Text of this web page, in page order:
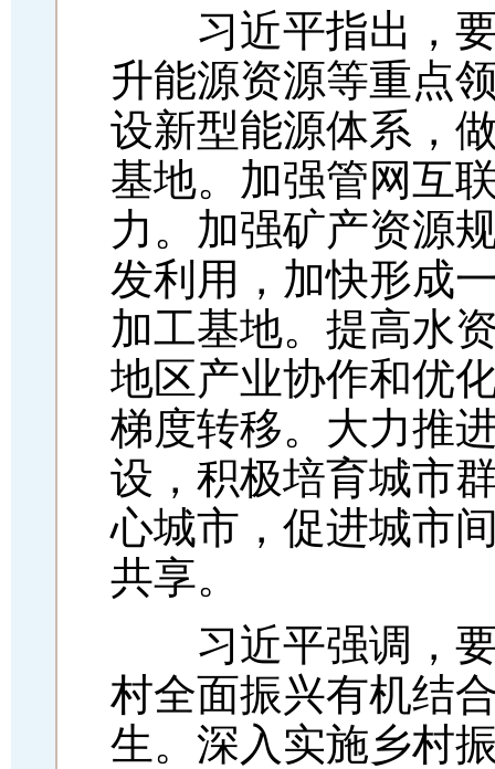
习近平指出，要
升能源资源等重点
设新型能源体系，
基地。加强管网互
力。加强矿产资源
发利用，加快形成
加工基地。提高水
地区产业协作和优
梯度转移。大力推
设，积极培育城市
心城市，促进城市
共享。
习近平强调，要
村全面振兴有机结
生。深入实施乡村